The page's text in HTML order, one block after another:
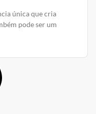
única que cria
pode ser um